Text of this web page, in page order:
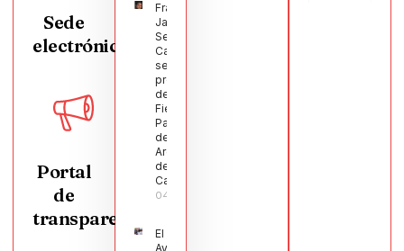
Sede
electrónica
Portal
de
transparencia
Francisco
Javier
Segura
Castellanos
será el
pregonero
de las
Fiestas
Patronales
de
Argamasilla
de
Calatrava
04/08/2026
El
Ayuntamiento